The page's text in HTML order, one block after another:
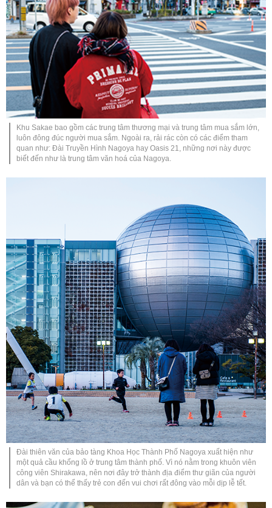
Khu Sakae bao gồm các trung tâm thương mại và trung tâm mua sắm lớn,
luôn đông đúc người mua sắm. Ngoài ra, rải rác còn có các điểm tham
quan như: Đài Truyền Hình Nagoya hay Oasis 21, những nơi này được
biết đến như là trung tâm văn hoá của Nagoya.
Đài thiên văn của bảo tàng Khoa Học Thành Phố Nagoya xuất hiện như
một quả cầu khổng lồ ở trung tâm thành phố. Vì nó nằm trong khuôn viên
công viên Shirakawa, nên nơi đây trở thành địa điểm thư giãn của người
dân và bạn có thể thấy trẻ con đến vui chơi rất đông vào mỗi dịp lễ tết.